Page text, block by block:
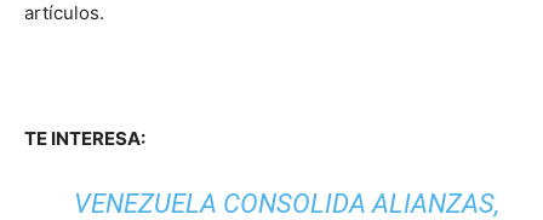
artículos.
TE INTERESA:
VENEZUELA CONSOLIDA ALIANZAS,